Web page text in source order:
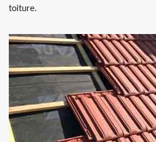
toiture.